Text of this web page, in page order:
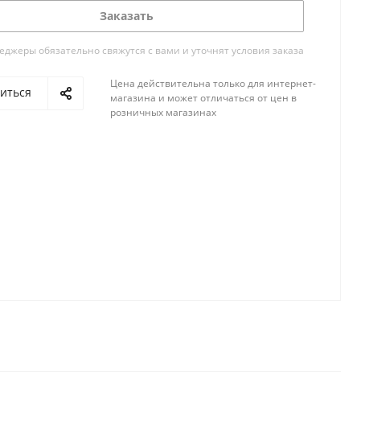
Заказать
обязательно свяжутся с вами и уточнят условия заказа
Цена действительна только для интернет-
магазина и может отличаться от цен в
розничных магазинах